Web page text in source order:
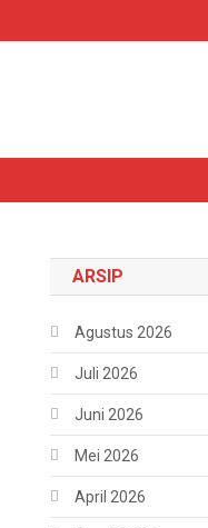
ARSIP
Agustus 2026
Juli 2026
Juni 2026
Mei 2026
April 2026